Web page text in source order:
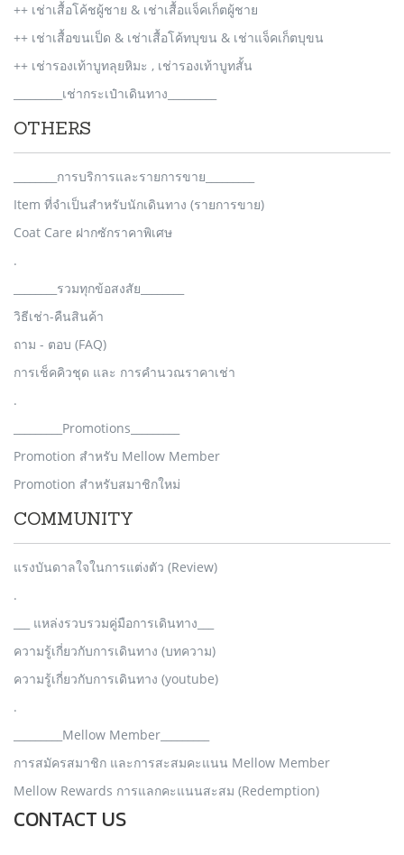
++ เช่าเสื้อโค้ชผู้ชาย & เช่าเสื้อแจ็คเก็ตผู้ชาย
++ เช่าเสื้อขนเป็ด & เช่าเสื้อโค้ทบุขน & เช่าแจ็คเก็ตบุขน
++ เช่ารองเท้าบูทลุยหิมะ , เช่ารองเท้าบูทสั้น
_________เช่ากระเป๋าเดินทาง_________
OTHERS
________การบริการและรายการขาย_________
Item ที่จำเป็นสำหรับนักเดินทาง (รายการขาย)
Coat Care ฝากซักราคาพิเศษ
.
________รวมทุกข้อสงสัย________
วิธีเช่า-คืนสินค้า
ถาม - ตอบ (FAQ)
การเช็คคิวชุด และ การคำนวณราคาเช่า
.
_________Promotions_________
Promotion สำหรับ Mellow Member
Promotion สำหรับสมาชิกใหม่
COMMUNITY
แรงบันดาลใจในการแต่งตัว (Review)
.
___ แหล่งรวบรวมคู่มือการเดินทาง___
ความรู้เกี่ยวกับการเดินทาง (บทความ)
ความรู้เกี่ยวกับการเดินทาง (youtube)
.
_________Mellow Member_________
การสมัครสมาชิก และการสะสมคะแนน Mellow Member
Mellow Rewards การแลกคะแนนสะสม (Redemption)
CONTACT US